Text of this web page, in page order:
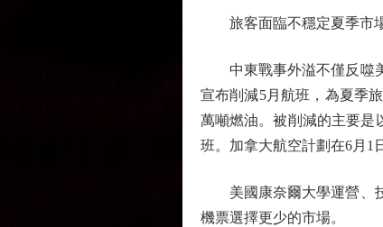
旅客面臨不穩定夏季市
中東戰事外溢不僅反噬美
宣布削減5月航班，為夏季
萬噸燃油。被削減的主要是
班。加拿大航空計劃在6月1
美國康奈爾大學運營、技
機票選擇更少的市場。